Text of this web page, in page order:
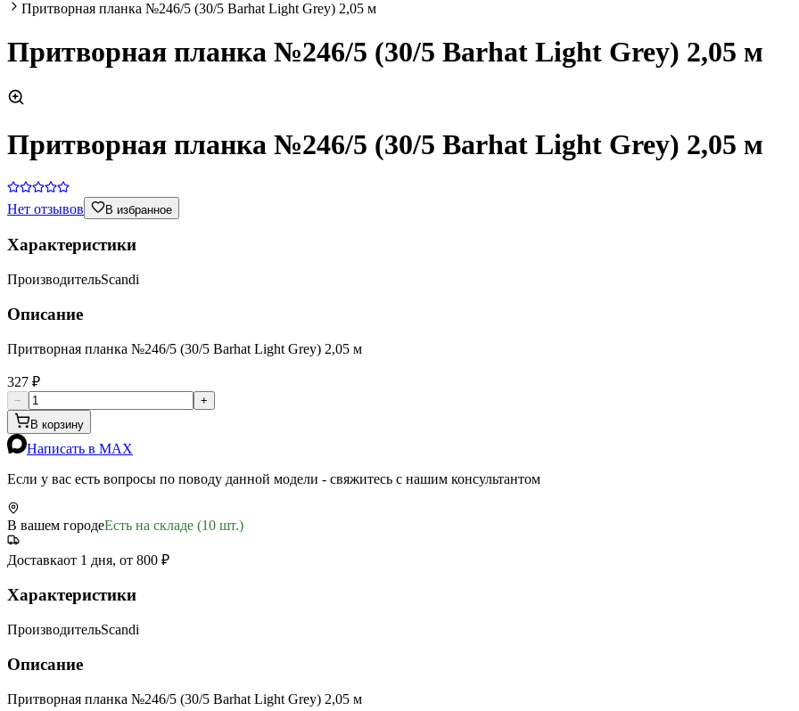
Притворная планка №246/5 (30/5 Barhat Light Grey) 2,05 м
Притворная планка №246/5 (30/5 Barhat Light Grey) 2,05 м
Притворная планка №246/5 (30/5 Barhat Light Grey) 2,05 м
Нет отзывов В избранное
Характеристики
ПроизводительScandi
Описание
Притворная планка №246/5 (30/5 Barhat Light Grey) 2,05 м
327 ₽
−
+
В корзину
Написать в MAX
Если у вас есть вопросы по поводу данной модели - свяжитесь с нашим консультантом
В вашем городеЕсть на складе (10 шт.)
Доставкаот 1 дня, от 800 ₽
Характеристики
ПроизводительScandi
Описание
Притворная планка №246/5 (30/5 Barhat Light Grey) 2,05 м